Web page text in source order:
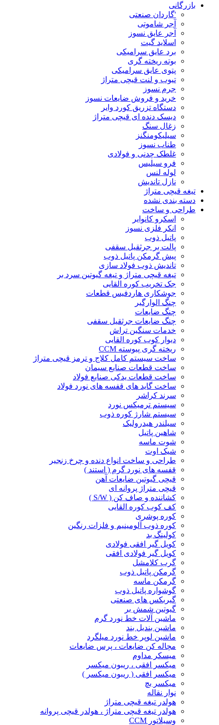
بازرگانی
'گاردان صنعتی
آجر شاموتی
آجر عایق نسوز
اسلاید گیت
برد عایق سرامیکی
بوته ریخته گری
پتوی عایق سرامیکی
تیوب و لنت قیچی متراژ
جرم نسوز
خرید و فروش ضایعات نسوز
دستگاه تزریق کورد وایر
دیسک دنده ای قیچی متراژ
زغال سنگ
سیلیکومنگنز
طناب نسوز
غلطک چدنی و فولادی
فرو سیلیس
لوله لنس
نازل تاندیش
تیغه قیچی متراژ
دسته بندی نشده
طراحی و ساخت
اسکرو کانوایر
انکر فلزی نسوز
پاتیل ذوب
پالت بر جرثقیل سقفی
پیش گرمکن پاتیل ذوب
تاندیش ذوب فولاد سازی
تیغه قیچی متراژ و تیغه گیوتین سرد بر
جک تخریب کوره القایی
جوشکاری هاردفیس قطعات
چنگ الوارگیر
چنگ ضایعات
چنگ ضایعات جرثقیل سقفی
خدمات سنگین تراش
دیوار کوب کوره القایی
ریخته گری پیوسته CCM
ساخت سیستم کامل کلاج و ترمز قیچی متراژ
ساخت قطعات صنایع سیمان
ساخت قطعات یدکی صنایع فولاد
ساخت گاید های قفسه های نورد فولاد
سرند کراشر
سیستم ترمیکس نورد
سیستم شارژ کوره ذوب
سیلندر هیدرولیک
شاهین پاتیل
شوت ماسه
شیک اوت
طراحی و ساخت انواع دنده و چرخ زنجیر
قفسه های نورد گرم ( استند )
قیچی گیوتین ضایعات آهن
قیچی متراژ پروانه ای
کشاننده و صاف کن ( S/W )
کف کوب کوره القا‌یی
کوره پوشری
کوره ذوب آلومینیم و فلزات رنگین
کولینگ بد
کویل گیر افقی فولادی
کویل گیر فولادی افقی
گرب کلامشل
گرمکن پاتیل ذوب
گرمکن ماسه
گوشواره پاتیل ذوب
گیربکس های صنعتی
گیوتین شمش بر
ماشین آلات خط نورد گرم
ماشین بندیل بند
ماشین لوپر خط نورد میلگرد
مچاله کن ضایعات ، پرس ضایعات
میسکر مداوم
میکسر افقی ، ریبون میکسر
میکسر افقی ( ریبون میکسر )
میکسر بچ
نوار نقاله
هولدر تیغه قیچی متراژ
هولدر تیغه قیچی متراژ ، هولدر قیچی پروانه
وسیلاتور CCM